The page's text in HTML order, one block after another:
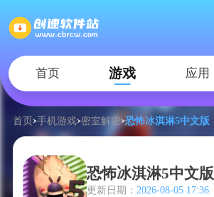
首页 游戏 应用
首页 手机游戏 密室解密 恐怖冰淇淋5中文版
恐怖冰淇淋5中文版
更新日期： 2026-08-05 17:36